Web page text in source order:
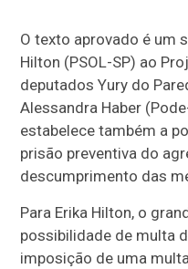
O texto aprovado é um
Hilton (PSOL-SP) ao
deputados Yury do
Alessandra Haber
estabelece também a
prisão preventiva do
descumprimento das
Para Erika Hilton, o
possibilidade de multa
imposição de uma